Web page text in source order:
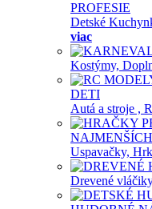
PROFESIE
Detské
viac
Kostýmy,
DETI
Autá a stroje ,
NAJMENŠÍCH
Uspavačky,
Drevené